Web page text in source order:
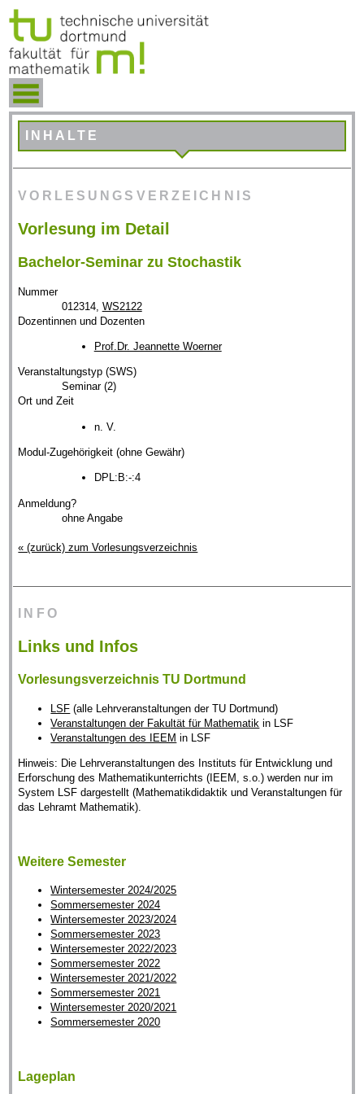
INHALTE
VORLESUNGSVERZEICHNIS
Vorlesung im Detail
Bachelor-Seminar zu Stochastik
Nummer
012314, WS2122
Dozentinnen und Dozenten
Prof.Dr. Jeannette Woerner
Veranstaltungstyp (SWS)
Seminar (2)
Ort und Zeit
n. V.
Modul-Zugehörigkeit (ohne Gewähr)
DPL:B:-:4
Anmeldung?
ohne Angabe
« (zurück) zum Vorlesungsverzeichnis
INFO
Links und Infos
Vorlesungsverzeichnis TU Dortmund
LSF (alle Lehrveranstaltungen der TU Dortmund)
Veranstaltungen der Fakultät für Mathematik in LSF
Veranstaltungen des IEEM in LSF
Hinweis: Die Lehrveranstaltungen des Instituts für Entwicklung und
Erforschung des Mathematikunterrichts (IEEM, s.o.) werden nur im
System LSF dargestellt (Mathematikdidaktik und Veranstaltungen für
das Lehramt Mathematik).
Weitere Semester
Wintersemester 2024/2025
Sommersemester 2024
Wintersemester 2023/2024
Sommersemester 2023
Wintersemester 2022/2023
Sommersemester 2022
Wintersemester 2021/2022
Sommersemester 2021
Wintersemester 2020/2021
Sommersemester 2020
Lageplan